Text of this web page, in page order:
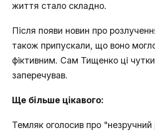
життя стало складно.
Після появи новин про
також припускали, що воно
фіктивним. Сам Тищенко ці чутки
заперечував.
Ще більше цікавого:
Темляк оголосив про "незручний